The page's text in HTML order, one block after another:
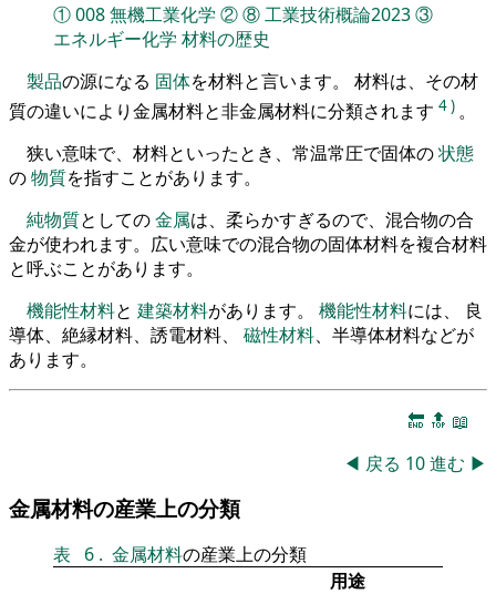
①008無機工業化学 ②⑧工業技術概論2023③
エネルギー化学 材料の歴史
製品の源になる 固体を材料と言います。 材料は、その材
質の違いにより金属材料と非金属材料に分類されます 4) 。
狭い意味で、材料といったとき、常温常圧で固体の状態
の物質を指すことがあります。
純物質としての金属は、柔らかすぎるので、混合物の合
金が使われます。広い意味での混合物の固体材料を複合材料
と呼ぶことがあります。
機能性材料と 建築材料があります。 機能性材料には、 良
導体、絶縁材料、誘電材料、 磁性材料、半導体材料などが
あります。
🔚 🔝 📖
◀ 戻る 10進む ▶
金属材料の産業上の分類
表 6 . 金属材料の産業上の分類
用途